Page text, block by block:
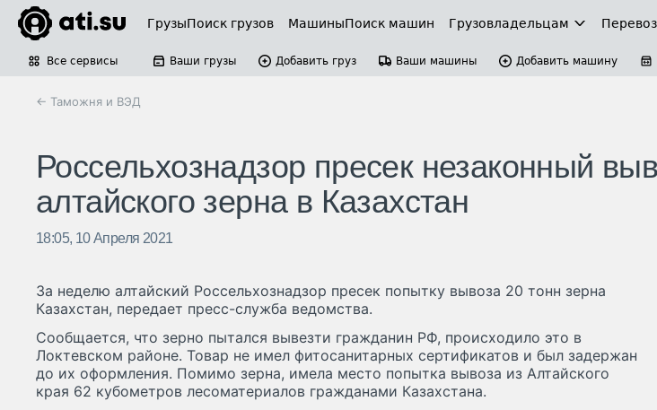
ГрузыПоиск грузов МашиныПоиск машин Грузовладельцам
Все сервисы Ваши грузы Добавить груз Ваши машины Добавить машину
← Таможня и ВЭД
Россельхознадзор пресек незаконный
алтайского зерна в Казахстан
18:05, 10 Апреля 2021
За неделю алтайский Россельхознадзор пресек попытку вывоза 20 тонн зерна
Казахстан, передает пресс-служба ведомства.
Сообщается, что зерно пытался вывезти гражданин РФ, происходило это в
Локтевском районе. Товар не имел фитосанитарных сертификатов и был задержан
до их оформления. Помимо зерна, имела место попытка вывоза из Алтайского
края 62 кубометров лесоматериалов гражданами Казахстана.